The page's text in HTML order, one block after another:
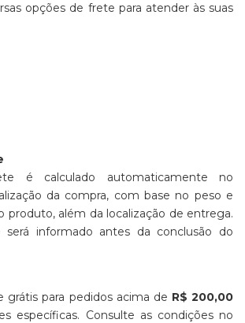
opções de frete para atender às suas
é calculado automaticamente no
da compra, com base no peso e
produto, além da localização de entrega.
informado antes da conclusão do
grátis para pedidos acima de R$ 200,00
específicas. Consulte as condições no